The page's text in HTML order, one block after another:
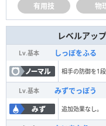
有用技 物
レベルアッ
Lv.基本 しっぽをふる
相手の防御を1段
Lv.基本 みずでっぽう
追加効果なし。